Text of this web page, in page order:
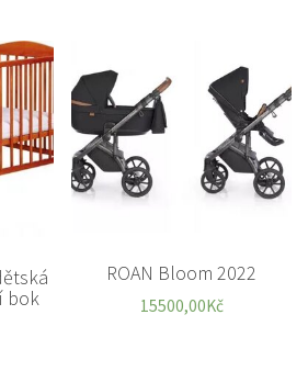
bok
ROAN Bloom 2022
15500,00Kč